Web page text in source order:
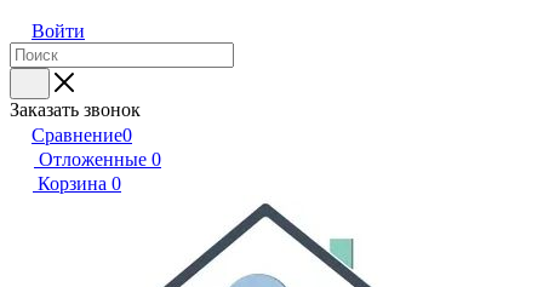
Войти
Заказать звонок
Сравнение0
Отложенные 0
Корзина 0